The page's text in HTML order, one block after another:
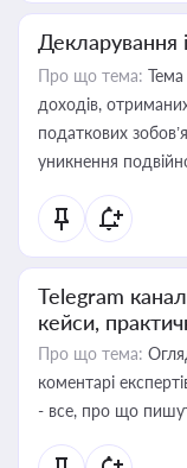
Декларування
Про що тема: Тема
доходів,
податкових
уникнення
Telegram
кейси,
Про що тема:
коментарі
- все, про що